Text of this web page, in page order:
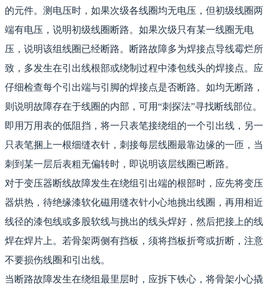
的元件。测电压时，如果次级各线圈均无电压，但初级线圈两
端有电压，说明初级线圈断路。如果次级只有某一线圈无电
压，说明该组线圈已经断路。断路故障多为焊接点导线霉烂所
致，多发生在引出线根部或绕制过程中漆包线头的焊接点。应
仔细检查每个引出端与引脚的焊接点是否断路。如均无断路，
则说明故障存在于线圈的内部，可用“刺探法”寻找断线部位。
即用万用表的低阻挡，将一只表笔接绕组的一个引出线，另一
只表笔捆上一根细缝衣针，刺接每层线圈最靠边缘的一匝，当
刺到某一层后表粗无偏转时，即说明该层线圈已断路。
对于变压器断线故障发生在绕组引出端的根部时，应先将变压
器烘热，待绝缘漆软化磁用缝衣针小心地挑出线圈，再用相近
线径的漆包线或多股软线与挑出的线头焊好，然后把接上的线
焊在焊片上。若骨架两侧有挡板，须将挡板折弯或折断，注意
不要损伤线圈和引出线。
当断路故障发生在绕组最里层时，应拆下铁心，将骨架小心撬